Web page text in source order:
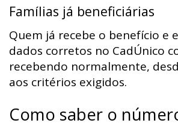
Famílias já beneficiárias
Quem já recebe o benefício e
dados corretos no CadÚnico
recebendo normalmente,
aos critérios exigidos.
Como saber o